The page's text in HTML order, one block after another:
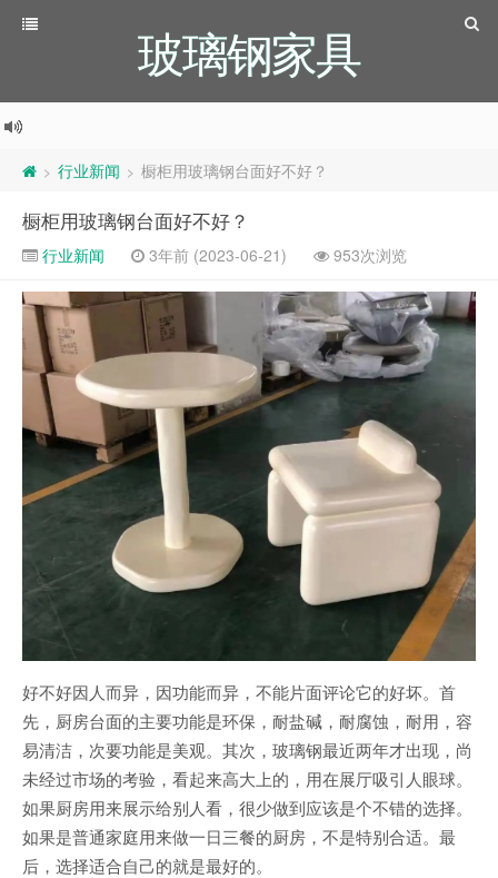
玻璃钢家具
> 行业新闻 > 橱柜用玻璃钢台面好不好？
橱柜用玻璃钢台面好不好？
行业新闻 3年前 (2023-06-21) 953次浏览
好不好因人而异，因功能而异，不能片面评论它的好坏。首
先，厨房台面的主要功能是环保，耐盐碱，耐腐蚀，耐用，容
易清洁，次要功能是美观。其次，玻璃钢最近两年才出现，尚
未经过市场的考验，看起来高大上的，用在展厅吸引人眼球。
如果厨房用来展示给别人看，很少做到应该是个不错的选择。
如果是普通家庭用来做一日三餐的厨房，不是特别合适。最
后，选择适合自己的就是最好的。